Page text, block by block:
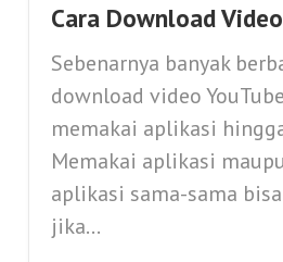
Cara Download
Sebenarnya banyak
download video
memakai aplikasi
Memakai aplikasi
aplikasi sama-sama
jika...